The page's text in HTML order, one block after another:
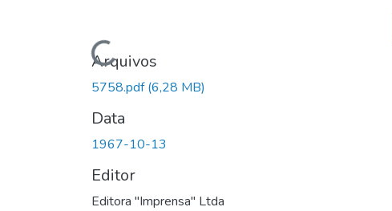
Carregando...
Arquivos
5758.pdf(6,28 MB)
Data
1967-10-13
Editor
Editora "Imprensa" Ltda